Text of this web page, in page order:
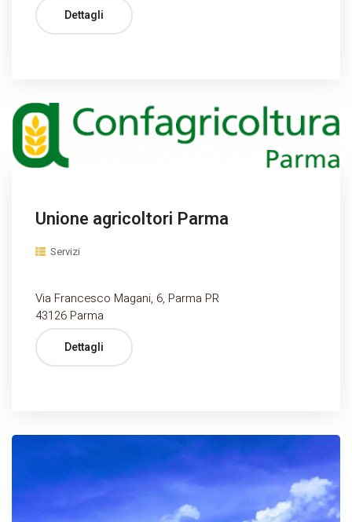
Dettagli
Unione agricoltori Parma
Servizi
Via Francesco Magani, 6, Parma PR
43126 Parma
Dettagli